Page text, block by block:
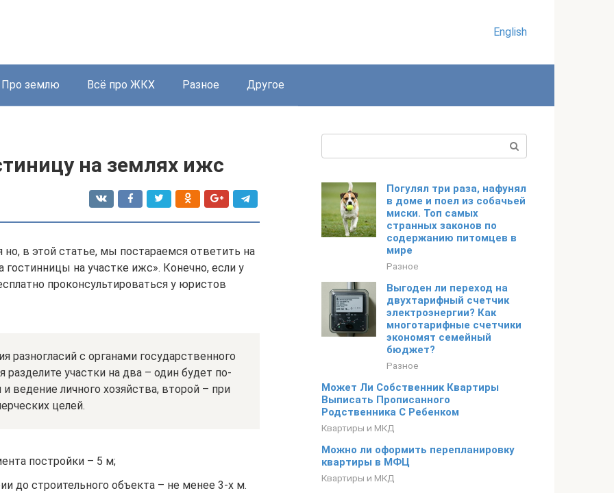
English
Про землю Всё про ЖКХ Разное Другое
на землях ижс
в этой статье, мы постараемся ответить на
на участке ижс». Конечно, если у
проконсультироваться у юристов
разногласий с органами государственного
разделите участки на два – один будет по-
ведение личного хозяйства, второй – при
целей.
постройки – 5 м;
до строительного объекта – не менее 3-х м.
Погулял три раза, нафунял
в доме и поел из собачьей
миски. Топ самых
странных законов по
содержанию питомцев в
мире
Разное
Выгоден ли переход на
двухтарифный счетчик
электроэнергии? Как
многотарифные счетчики
экономят семейный
бюджет?
Разное
Может Ли Собственник Квартиры
Выписать Прописанного
Родственника С Ребенком
Квартиры и МКД
Можно ли оформить перепланировку
квартиры в МФЦ
Квартиры и МКД